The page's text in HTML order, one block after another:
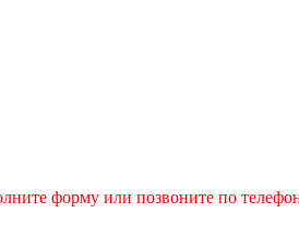
форму или позвоните по